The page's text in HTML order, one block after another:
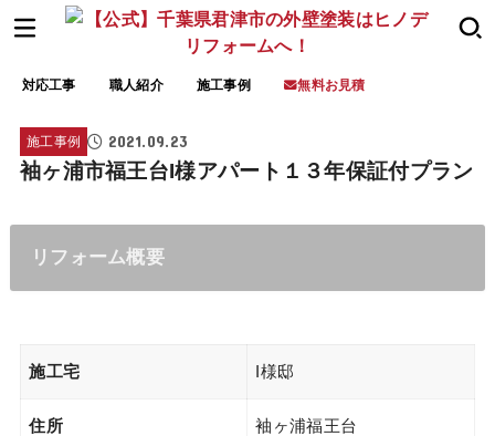
対応工事 職人紹介 施工事例 無料お見積
施工事例 2021.09.23
袖ヶ浦市福王台I様アパート１３年保証付プラン
リフォーム概要
施工宅 I様邸
住所 袖ヶ浦福王台